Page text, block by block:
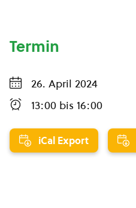
Termin
26. April 2024
13:00 bis 16:00
iCal Export